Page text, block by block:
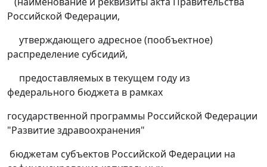
Российской Федерации,
утверждающего адресное (пообъектное)
распределение субсидий,
предоставляемых в текущем году из
федерального бюджета в рамках
государственной программы Российской Федерации
"Развитие здравоохранения"
бюджетам субъектов Российской Федерации на